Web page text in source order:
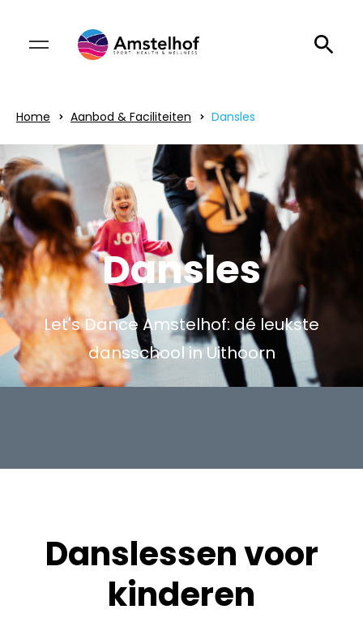
Home Aanbod & Faciliteiten Dansles
Dansles
Let's Dance Amstelhof: dé leukste
dansschool in Uithoorn
Danslessen voor
kinderen